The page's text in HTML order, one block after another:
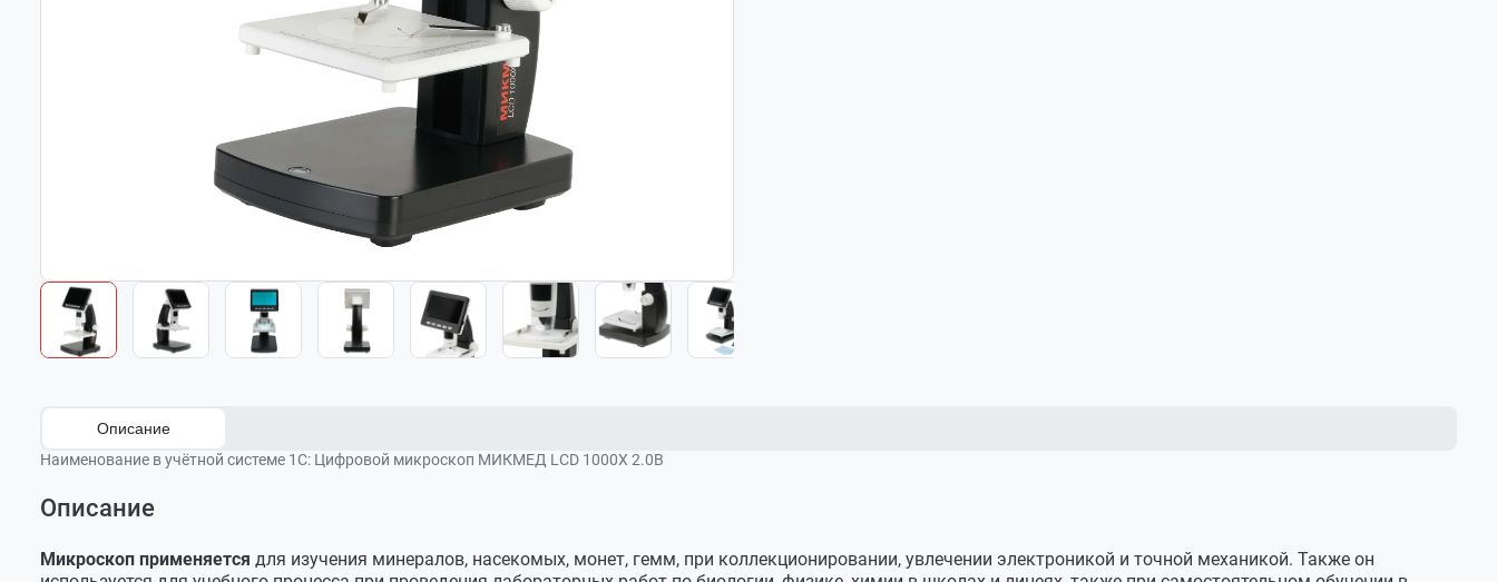
Описание
Наименование в учётной системе 1С: Цифровой микроскоп МИКМЕД LCD 1000Х 2.0B
Описание
Микроскоп применяется для изучения минералов, насекомых, монет, гемм, при коллекционировании, увлечении электроникой и точной механикой. Также он